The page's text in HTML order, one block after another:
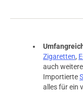
Zigaretten,
auch
Importierte
alles für ein